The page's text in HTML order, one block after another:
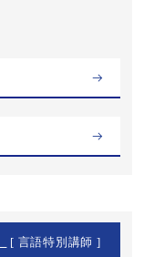
[ 言語特別講師 ]